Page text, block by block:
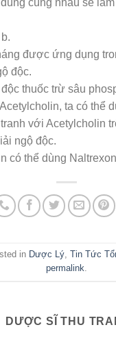
cùng nhau sẽ
được ứng dụng
độc.
thuốc trừ sâu
ta có thể
với Acetylcholin
ngộ độc.
có thể dùng
in Dược Lý, Tin Tức
permalink.
DƯỢC SĨ THU